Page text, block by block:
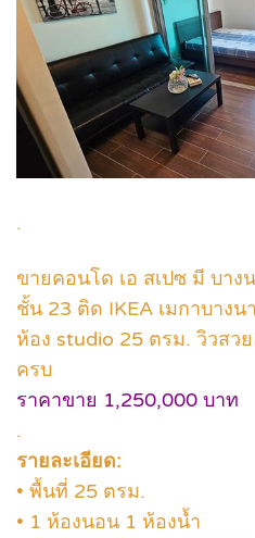
.
ขายคอนโด เอ สเปซ มี บาง
ชั้น 23 ติด IKEA เมกาบางนา
ห้อง studio 25 ตรม. วิวสว
ครบ
ราคาขาย 1,250,000 บาท
.
รายละเอียด:
• พื้นที่ 25 ตรม.
• 1 ห้องนอน 1 ห้องน้ำ